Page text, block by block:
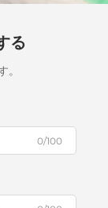
る
0/100